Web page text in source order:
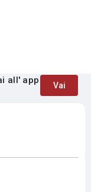
all' app
Vai